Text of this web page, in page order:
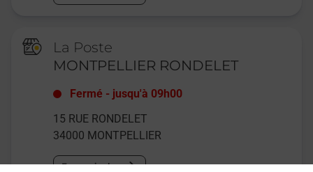
La Poste
MONTPELLIER RONDELET
Fermé - jusqu'à 09h00
15 RUE RONDELET
34000 MONTPELLIER
En savoir plus